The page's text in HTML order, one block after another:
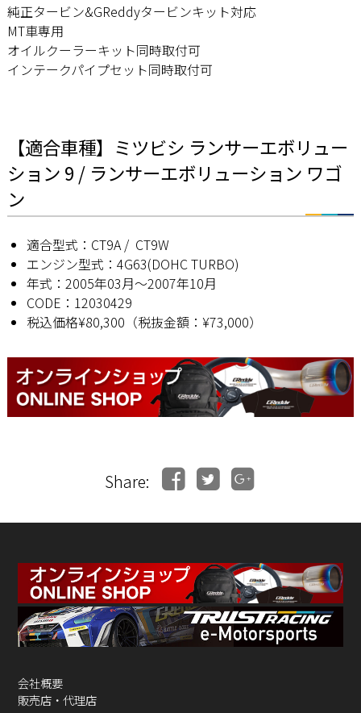
純正タービン&GReddyタービンキット対応
MT車専用
オイルクーラーキット同時取付可
インテークパイプセット同時取付可
【適合車種】ミツビシ ランサーエボリュー
ション 9 / ランサーエボリューション ワゴ
ン
適合型式：CT9A / CT9W
エンジン型式：4G63(DOHC TURBO)
年式：2005年03月〜2007年10月
CODE：12030429
税込価格¥80,300（税抜金額：¥73,000）
Share:
会社概要
販売店・代理店